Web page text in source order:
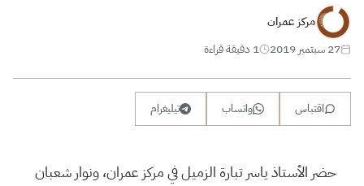
مركز عمران
27 سبتمبر 2019
1 دقيقة قراءة
اقتباس واتساب تيليغرام
حضر الأستاذ ياسر تبارة الزميل في مركز عمران، ونوار شعبان